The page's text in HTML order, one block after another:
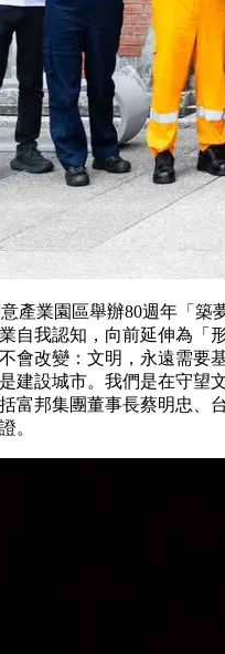
產業園區舉辦80週年「築
自我認知，向前延伸為「
會改變：文明，永遠需要
建設城市。我們是在守望
富邦集團董事長蔡明忠、
。